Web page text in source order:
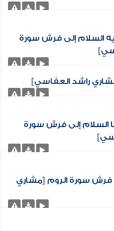
السلام إلى فرش سورة
]
راشد العفاسي]
إلى فرش سورة
]
فرش سورة الروم [مشاري